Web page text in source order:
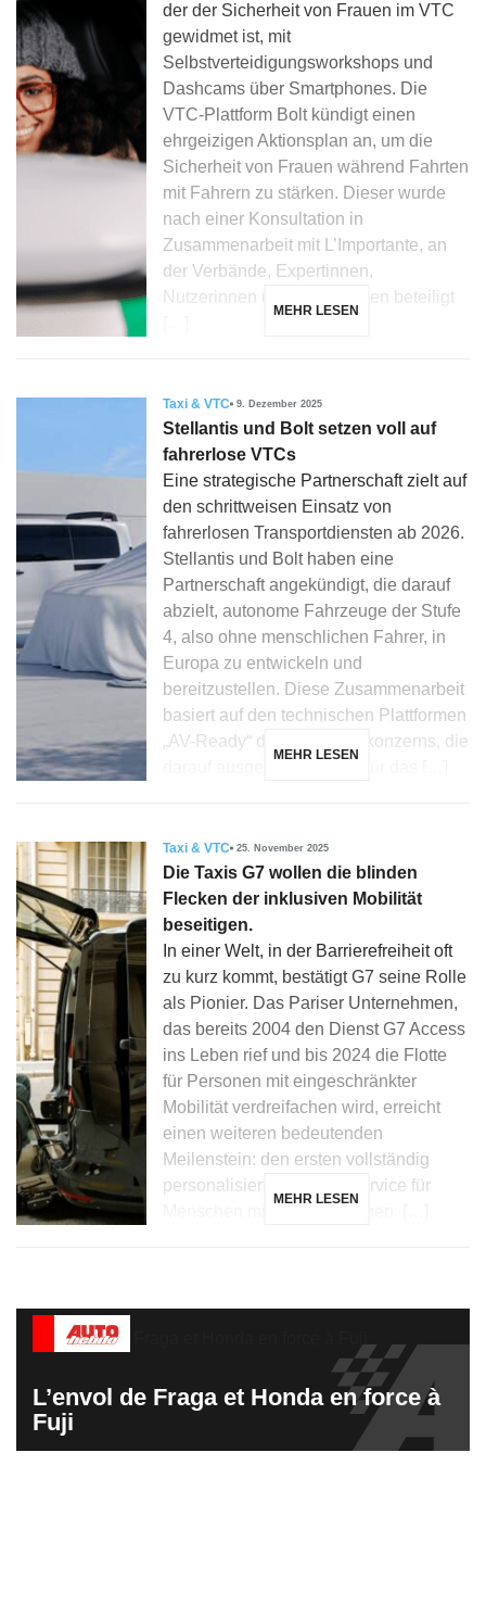
der der Sicherheit von Frauen im VTC
gewidmet ist, mit
Selbstverteidigungsworkshops und
Dashcams über Smartphones. Die
VTC-Plattform Bolt kündigt einen
ehrgeizigen Aktionsplan an, um die
Sicherheit von Frauen während Fahrten
mit Fahrern zu stärken. Dieser wurde
nach einer Konsultation in
Zusammenarbeit mit L’Importante, an
der Verbände, Expertinnen,
Nutzerinnen und Fahrerinnen beteiligt
MEHR LESEN
Taxi & VTC 9. Dezember 2025
Stellantis und Bolt setzen voll auf
fahrerlose VTCs
Eine strategische Partnerschaft zielt auf
den schrittweisen Einsatz von
fahrerlosen Transportdiensten ab 2026.
Stellantis und Bolt haben eine
Partnerschaft angekündigt, die darauf
abzielt, autonome Fahrzeuge der Stufe
4, also ohne menschlichen Fahrer, in
Europa zu entwickeln und
bereitzustellen. Diese Zusammenarbeit
basiert auf den technischen Plattformen
„AV-Ready“ des Automobilkonzerns, die
MEHR LESEN
Taxi & VTC 25. November 2025
Die Taxis G7 wollen die blinden
Flecken der inklusiven Mobilität
beseitigen.
In einer Welt, in der Barrierefreiheit oft
zu kurz kommt, bestätigt G7 seine Rolle
als Pionier. Das Pariser Unternehmen,
das bereits 2004 den Dienst G7 Access
ins Leben rief und bis 2024 die Flotte
für Personen mit eingeschränkter
Mobilität verdreifachen wird, erreicht
einen weiteren bedeutenden
Meilenstein: den ersten vollständig
personalisierten Kundenservice für
MEHR LESEN
L’envol de Fraga et Honda en force à
Fuji